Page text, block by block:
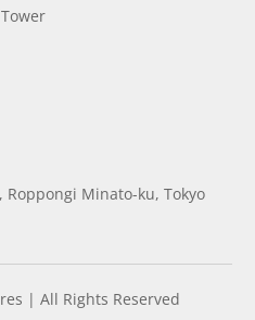
Minato-ku, Tokyo
| All Rights Reserved